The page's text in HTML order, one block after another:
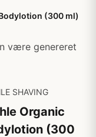
(300 ml)
være genereret
SHAVING
Organic
(300